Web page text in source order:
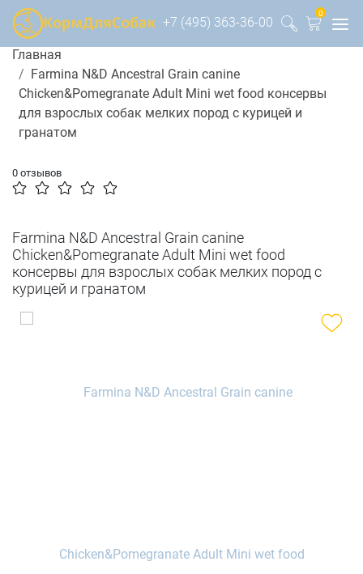
+7 (495) 363-36-00
0
Главная
Farmina N&D Ancestral Grain canine
Chicken&Pomegranate Adult Mini wet food консервы
для взрослых собак мелких пород с курицей и
гранатом
0 отзывов
Farmina N&D Ancestral Grain canine
Chicken&Pomegranate Adult Mini wet food
консервы для взрослых собак мелких пород с
курицей и гранатом